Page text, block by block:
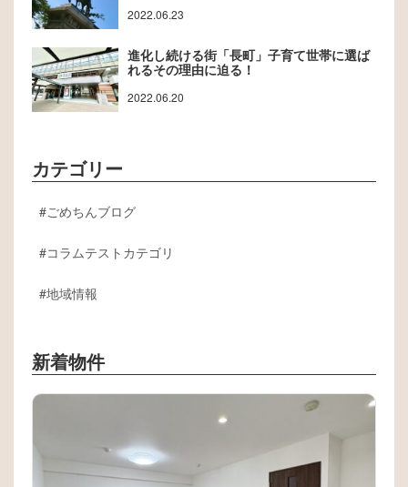
2022.06.23
進化し続ける街「長町」子育て世帯に選ば
れるその理由に迫る！
2022.06.20
カテゴリー
ごめちんブログ
コラムテストカテゴリ
地域情報
新着物件